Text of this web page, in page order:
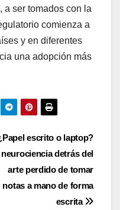
a ser tomados con la
comienza a
y en diferentes
una adopción más
escrito o laptop?
neurociencia detrás del
arte perdido de tomar
notas a mano de forma
escrita